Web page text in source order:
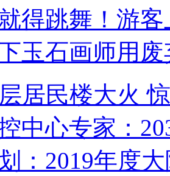
得跳舞！游客
玉石画师用
居民楼大火
中心专家：
：2019年度